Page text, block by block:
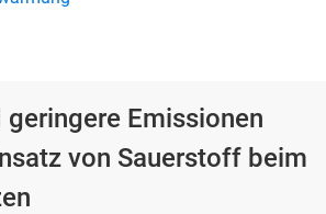
geringere Emissionen
von Sauerstoff beim